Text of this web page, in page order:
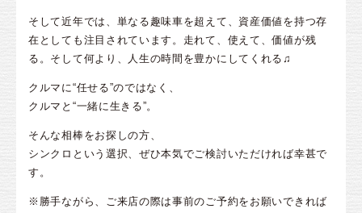
そして近年では、単なる趣味車を超えて、資産価値を持つ存
在としても注目されています。走れて、使えて、価値が残
る。そして何より、人生の時間を豊かにしてくれる♫
クルマに“任せる”のではなく、
クルマと“一緒に生きる”。
そんな相棒をお探しの方、
シンクロという選択、ぜひ本気でご検討いただければ幸甚で
す。
※勝手ながら、ご来店の際は事前のご予約をお願いできれば